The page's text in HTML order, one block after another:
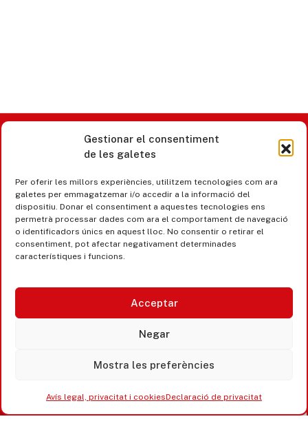
Gestionar el consentiment
de les galetes
Per oferir les millors experiències, utilitzem tecnologies com ara
galetes per emmagatzemar i/o accedir a la informació del
dispositiu. Donar el consentiment a aquestes tecnologies ens
permetrà processar dades com ara el comportament de navegació
o identificadors únics en aquest lloc. No consentir o retirar el
consentiment, pot afectar negativament determinades
característiques i funcions.
Acceptar
Negar
Mostra les preferències
Avís legal, privacitat i cookiesDeclaració de privacitat
Castell d’Aro · Platja d’Aro · S’Agaró
365 www.platjadaro
Avís legal, privacitat i cookies